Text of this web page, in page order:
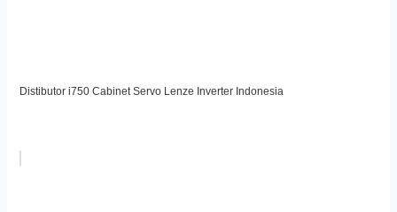
Distibutor i750 Cabinet Servo Lenze Inverter Indonesia